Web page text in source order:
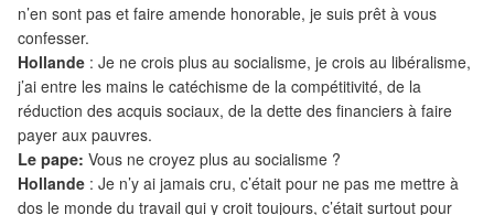
n’en sont pas et faire amende honorable, je suis prêt à vous
confesser.
Hollande : Je ne crois plus au socialisme, je crois au libéralisme,
j’ai entre les mains le catéchisme de la compétitivité, de la
réduction des acquis sociaux, de la dette des financiers à faire
payer aux pauvres.
Le pape: Vous ne croyez plus au socialisme ?
Hollande : Je n’y ai jamais cru, c’était pour ne pas me mettre à
dos le monde du travail qui y croit toujours, c’était surtout pour